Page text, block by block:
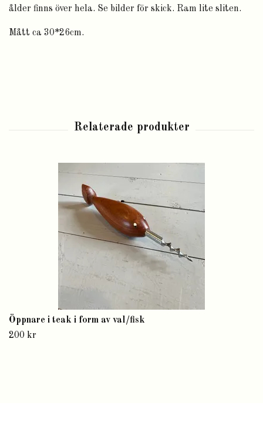
ålder finns över hela. Se bilder för skick. Ram lite sliten.
Mått ca 30*26cm.
Öppnare i teak i form av val/fisk
200 kr